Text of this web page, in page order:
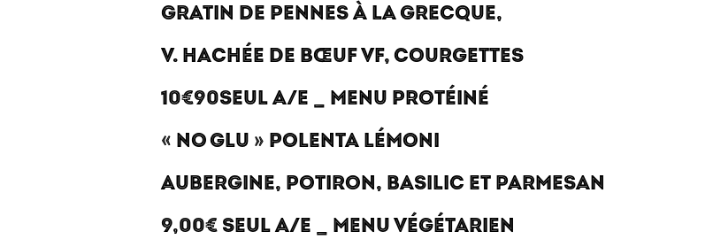
GRATIN DE PENNES À LA GRECQUE,
V. HACHÉE DE BŒUF VF, COURGETTES
10€90SEUL A/E _ MENU PROTÉINÉ
« NO GLU » POLENTA LÉMONI
AUBERGINE, POTIRON, BASILIC ET PARMESAN
9,00€ SEUL A/E _ MENU VÉGÉTARIEN